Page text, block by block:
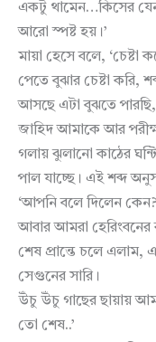
একটু থামেন…কিসের
আরো স্পষ্ট হয়।’
মায়া হেসে বলে,
পেতে বুঝার চেষ্টা করি,
আসছে এটা বুঝতে পারছি,
জাহিদ আমাকে আর
গলায় ঝুলানো কাঠের
পাল যাচ্ছে। এই শব্দ
‘আপনি বলে দিলেন কেন?
আবার আমরা হেরিংবনের
শেষ প্রান্তে চলে এলাম,
সেগুনের সারি।
উঁচু উঁচু গাছের ছায়ায়
তো শেষ..’